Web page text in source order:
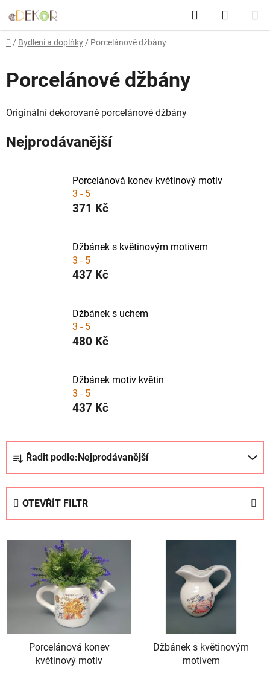
na
obsah
Hledat
KOŠÍK
Domů
/ Bydlení a doplňky / Porcelánové džbány
Porcelánové džbány
Originální dekorované porcelánové džbány
Nejprodávanější
Porcelánová konev květinový motiv
3 - 5
371 Kč
Džbánek s květinovým motivem
3 - 5
437 Kč
Džbánek s uchem
3 - 5
480 Kč
Džbánek motiv květin
3 - 5
437 Kč
p
t
Řadit podle: Nejprodávanější
OTEVŘÍT FILTR
V
r
Porcelánová konev
květinový motiv
Džbánek s květinovým
motivem